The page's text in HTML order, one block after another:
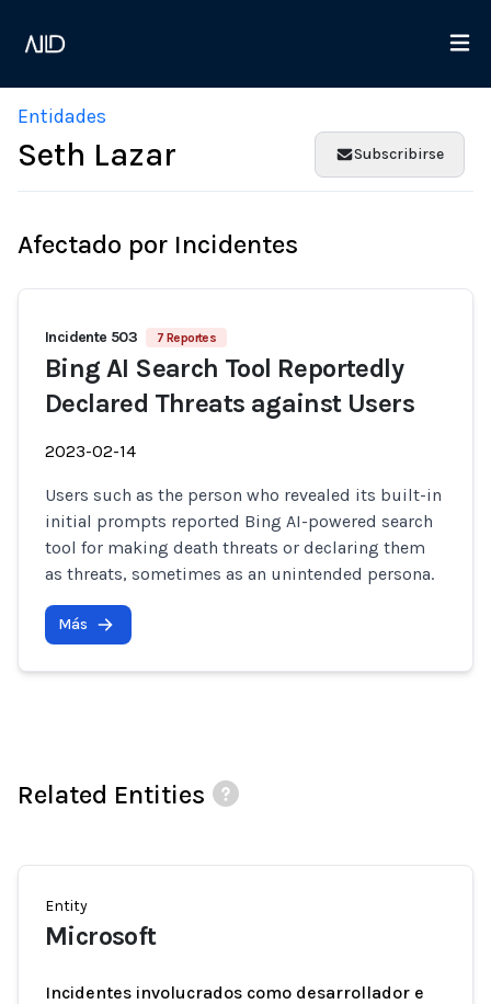
Entidades
Seth Lazar Subscribirse
Afectado por Incidentes
Incidente 503 7 Reportes
Bing AI Search Tool Reportedly
Declared Threats against Users
2023-02-14
Users such as the person who revealed its built-in
initial prompts reported Bing AI-powered search
tool for making death threats or declaring them
as threats, sometimes as an unintended persona.
Más
Related Entities
Entity
Microsoft
Incidentes involucrados como desarrollador e